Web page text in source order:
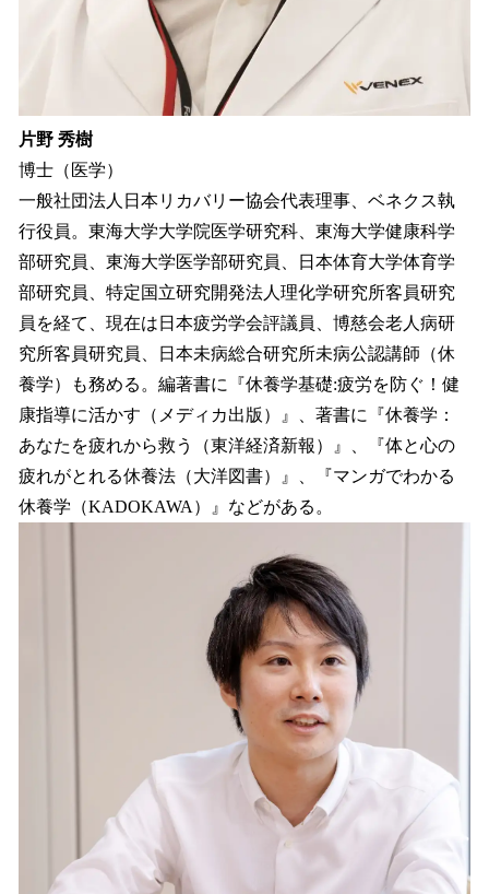
片野 秀樹
博士（医学）
一般社団法人日本リカバリー協会代表理事、ベネクス執
行役員。東海大学大学院医学研究科、東海大学健康科学
部研究員、東海大学医学部研究員、日本体育大学体育学
部研究員、特定国立研究開発法人理化学研究所客員研究
員を経て、現在は日本疲労学会評議員、博慈会老人病研
究所客員研究員、日本未病総合研究所未病公認講師（休
養学）も務める。編著書に『休養学基礎:疲労を防ぐ！健
康指導に活かす（メディカ出版）』、著書に『休養学：
あなたを疲れから救う（東洋経済新報）』、『体と心の
疲れがとれる休養法（大洋図書）』、『マンガでわかる
休養学（KADOKAWA）』などがある。